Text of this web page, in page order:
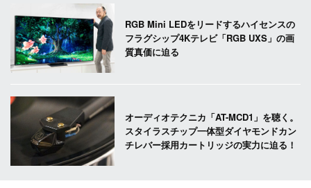
RGB Mini LEDをリードするハイセンスの
フラグシップ4Kテレビ「RGB UXS」の画
質真価に迫る
オーディオテクニカ「AT-MCD1」を聴く。
スタイラスチップ一体型ダイヤモンドカン
チレバー採用カートリッジの実力に迫る！